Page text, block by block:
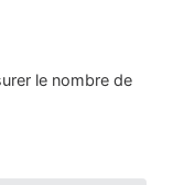
le nombre de